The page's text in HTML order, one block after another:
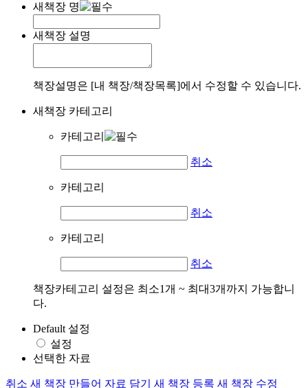
새책장 명
새책장 설명
책장설명은 [내 책장/책장목록]에서 수정할 수 있습니다.
새책장 카테고리
카테고리
취소
카테고리
취소
카테고리
취소
책장카테고리 설정은 최소1개 ~ 최대3개까지 가능합니
다.
Default 설정
설정
선택한 자료
취소 새 책장 만들어 자료 담기 새 책장 등록 새 책장 수정